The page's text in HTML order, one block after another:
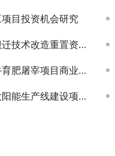
目投资机会研究
改造重置资金计划
屠宰项目商业规划
线建设项目节能报告